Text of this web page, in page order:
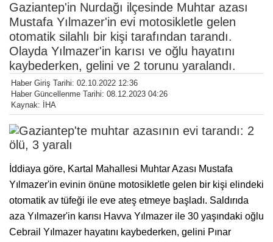
Gaziantep'in Nurdağı ilçesinde Muhtar azası
Mustafa Yılmazer'in evi motosikletle gelen
otomatik silahlı bir kişi tarafından tarandı.
Olayda Yılmazer'in karısı ve oğlu hayatını
kaybederken, gelini ve 2 torunu yaralandı.
Haber Giriş Tarihi: 02.10.2022 12:36
Haber Güncellenme Tarihi: 08.12.2023 04:26
Kaynak: İHA
İddiaya göre, Kartal Mahallesi Muhtar Azası Mustafa
Yılmazer'in evinin önüne motosikletle gelen bir kişi elindeki
otomatik av tüfeği ile eve ateş etmeye başladı. Saldırıda
aza Yılmazer'in karısı Havva Yılmazer ile 30 yaşındaki oğlu
Cebrail Yılmazer hayatını kaybederken, gelini Pınar